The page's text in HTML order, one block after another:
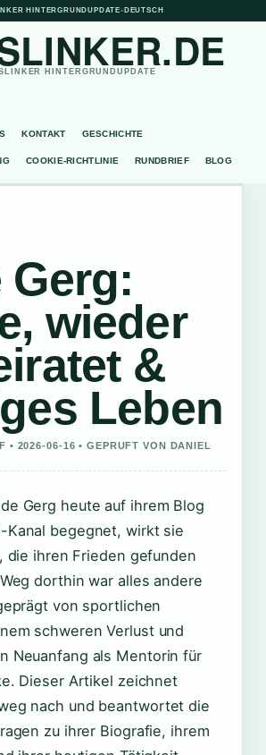
HINTERGRUNDUPDATE• DEUTSCH
HINTERGRUNDUPDATE
KONTAKT GESCHICHTE
COOKIE-RICHTLINIE RUNDBRIEF BLOG
Gerg:
wieder
&
Leben
• 2026-06-16 • GEPRUFT VON DANIEL
Gerg heute auf ihrem Blog
Kanal begegnet, wirkt sie
die ihren Frieden gefunden
dorthin war alles andere
von sportlichen
schweren Verlust und
Neuanfang als Mentorin für
Dieser Artikel zeichnet
nach und beantwortet die
zu ihrer Biografie, ihrem